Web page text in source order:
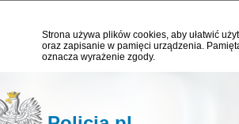
Strona używa plików cookies, aby ułatwić
oraz zapisanie w pamięci urządzenia.
oznacza wyrażenie zgody.